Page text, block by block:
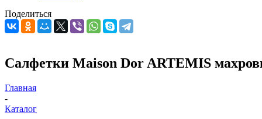
Поделиться
Салфетки Maison Dor ARTEMIS
Главная
-
Каталог